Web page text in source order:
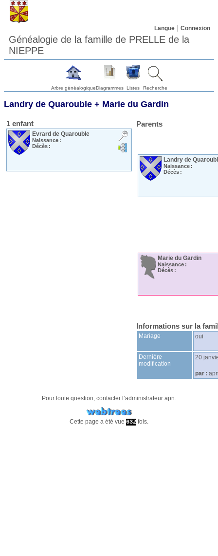
Langue Connexion
Généalogie de la famille de PRELLE de la
NIEPPE
Arbre généalogiqueDiagrammes Listes Recherche
Landry de Quarouble + Marie du Gardin
1 enfant
Evrardde Quarouble
Naissance :
Décès :
Parents
Landryde
Naissance :
Décès :
Marie du Gardin
Naissance :
Décès :
Informations sur la
Mariage oui
Dernière
modification
20
par :
Pour toute question, contacter l’administrateur apn.
Cette page a été vue 632 fois.